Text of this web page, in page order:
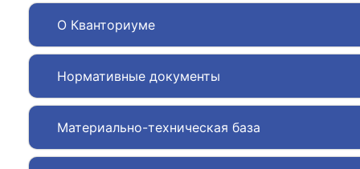
О Кванториуме
Нормативные документы
Материально-техническая база